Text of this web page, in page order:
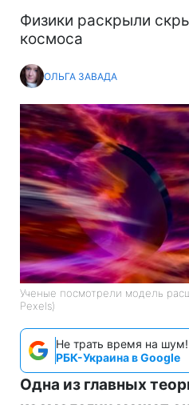
Физики раскрыли
космоса
ОЛЬГА ЗАВАДА
Ученые посмотрели модель
Pexels)
Не трать время на шум!
РБК-Украина в Google
Одна из главных